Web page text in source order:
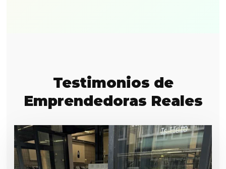
Testimonios de
Emprendedoras Reales